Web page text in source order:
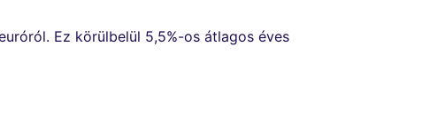
Ez körülbelül 5,5%-os átlagos éves